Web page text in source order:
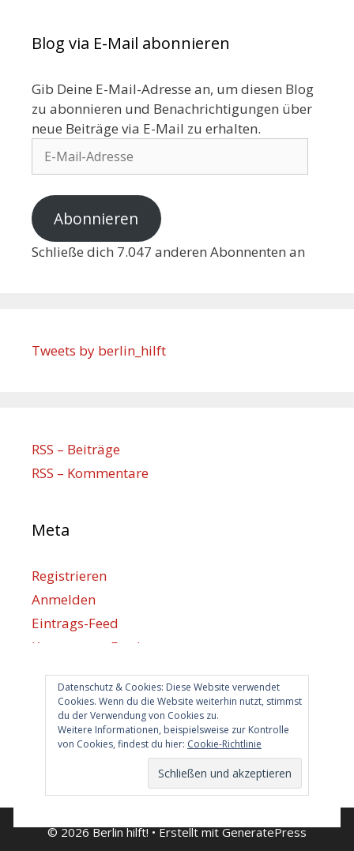
Blog via E-Mail abonnieren
Gib Deine E-Mail-Adresse an, um diesen Blog
zu abonnieren und Benachrichtigungen über
neue Beiträge via E-Mail zu erhalten.
Abonnieren
Schließe dich 7.047 anderen Abonnenten an
Datenschutz & Cookies: Diese Website verwendet
Cookies. Wenn du die Website weiterhin nutzt, stimmst
du der Verwendung von Cookies zu.
Weitere Informationen, beispielsweise zur Kontrolle
von Cookies, findest du hier: Cookie-Richtlinie
Tweets by berlin_hilft
RSS – Beiträge
RSS – Kommentare
Meta
Registrieren
Anmelden
Eintrags-Feed
Kommentar-Feed
WordPress.org
Berlin hilft
info@berlin-hilft.com
© 2026 Berlin hilft!• Erstellt mitGeneratePress